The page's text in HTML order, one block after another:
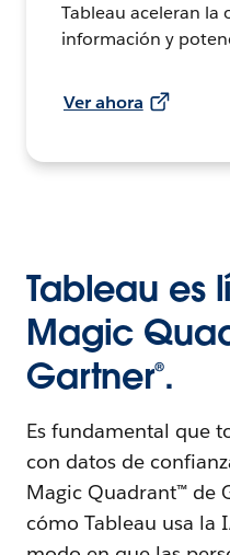
Tableau aceleran la
información y
Ver ahora
Tableau es
Magic
Gartner®.
Es fundamental que
con datos de
Magic Quadrant™ de
cómo Tableau usa la